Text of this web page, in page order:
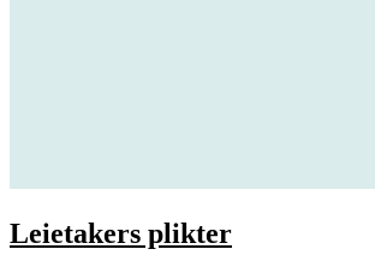
Leietakers plikter